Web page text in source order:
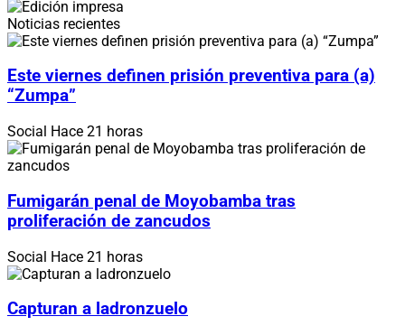
Noticias recientes
Este viernes definen prisión preventiva para (a)
“Zumpa”
Social Hace 21 horas
Fumigarán penal de Moyobamba tras
proliferación de zancudos
Social Hace 21 horas
Capturan a ladronzuelo